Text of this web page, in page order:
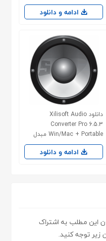
ادامه و دانلود
دانلود Xilisoft Audio
Converter Pro 6.5.3
Win/Mac + Portable مبدل
صوتی
ادامه و دانلود
این مطلب به اشتراک
زیر توجه کنید.